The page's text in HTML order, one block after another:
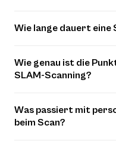
Wie lange dauert
Wie genau ist die
SLAM-Scanning?
Was passiert mit
beim Scan?